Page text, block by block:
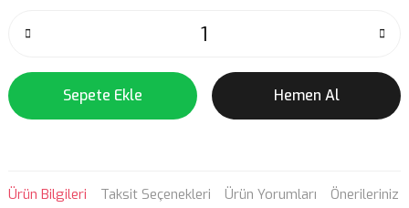
Sepete Ekle Hemen Al
Ürün Bilgileri Taksit Seçenekleri Ürün Yorumları Önerileriniz